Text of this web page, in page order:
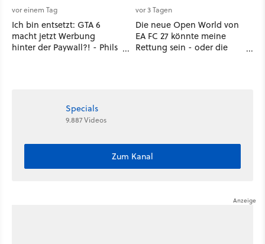
vor einem Tag
Ich bin entsetzt: GTA 6
macht jetzt Werbung
hinter der Paywall?! - Phils
vor 3 Tagen
Die neue Open World von
EA FC 27 könnte meine
Rettung sein - oder die
Specials
9.887 Videos
Zum Kanal